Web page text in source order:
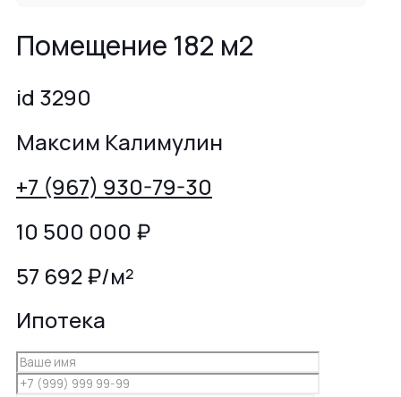
Помещение 182 м2
id 3290
Максим Калимулин
+7 (967) 930-79-30
10 500 000 ₽
57 692 ₽/м²
Ипотека